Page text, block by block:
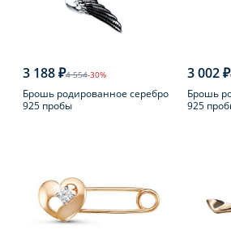
3 188 ₽4 554-30%
Брошь родированное серебро
925 пробы
3 002 ₽
Брошь родированное серебро
925